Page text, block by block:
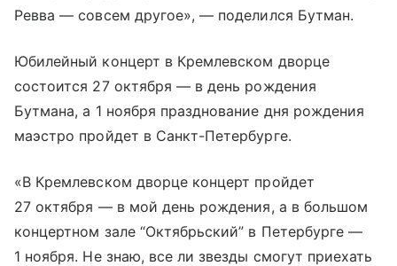
Ревва — совсем другое», — поделился Бутман.
Юбилейный концерт в Кремлевском дворце
состоится 27 октября — в день рождения
Бутмана, а 1 ноября празднование дня рождения
маэстро пройдет в Санкт-Петербурге.
«В Кремлевском дворце концерт пройдет
27 октября — в мой день рождения, а в большом
концертном зале “Октябрьский” в Петербурге —
1 ноября. Не знаю, все ли звезды смогут приехать